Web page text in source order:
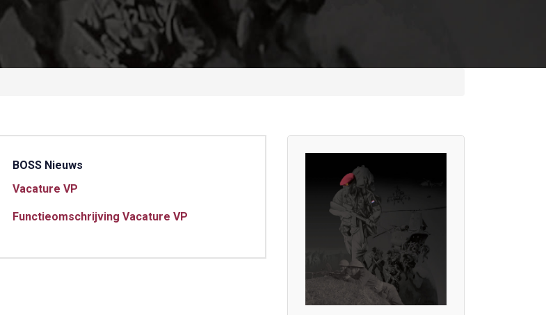
BOSS Nieuws
Vacature VP
Functieomschrijving Vacature VP